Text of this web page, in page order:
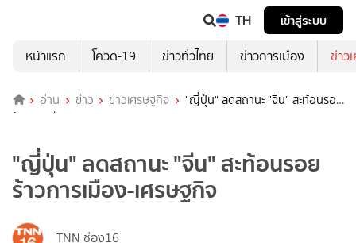
TH
เข้าสู่ระบบ
หน้าแรก
โควิด-19 ข่าวทั่วไทย ข่าวการเมือง ข่าว
อ่าน ข่าว ข่าวเศรษฐกิจ
"ญี่ปุ่น" ลดสถานะ "จีน" สะท้อนรอย
ร้าวการเมือง-เศรษฐกิจ
"ญี่ปุ่น" ลดสถานะ "จีน" สะท้อนรอย
ร้าวการเมือง-เศรษฐกิจ
TNN ช่อง16